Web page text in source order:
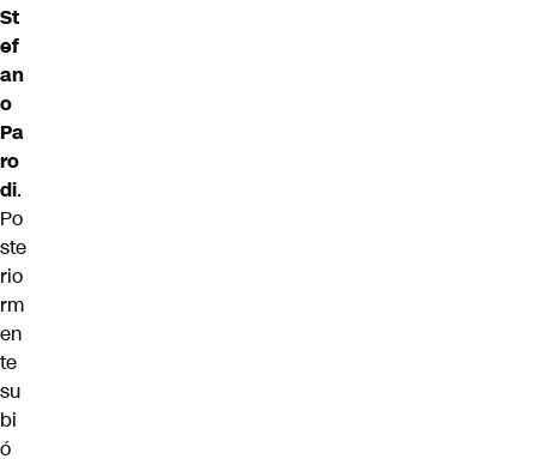
St
ef
an
o
Pa
ro
di.
Po
ste
rio
rm
en
te
su
bi
ó